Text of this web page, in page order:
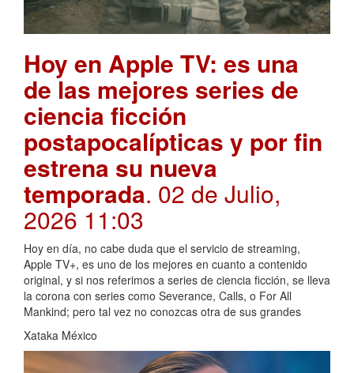
Hoy en Apple TV: es una
de las mejores series de
ciencia ficción
postapocalípticas y por fin
estrena su nueva
temporada. 02 de Julio,
2026 11:03
Hoy en día, no cabe duda que el servicio de streaming,
Apple TV+, es uno de los mejores en cuanto a contenido
original, y si nos referimos a series de ciencia ficción, se lleva
la corona con series como Severance, Calls, o For All
Mankind; pero tal vez no conozcas otra de sus grandes
Xataka México